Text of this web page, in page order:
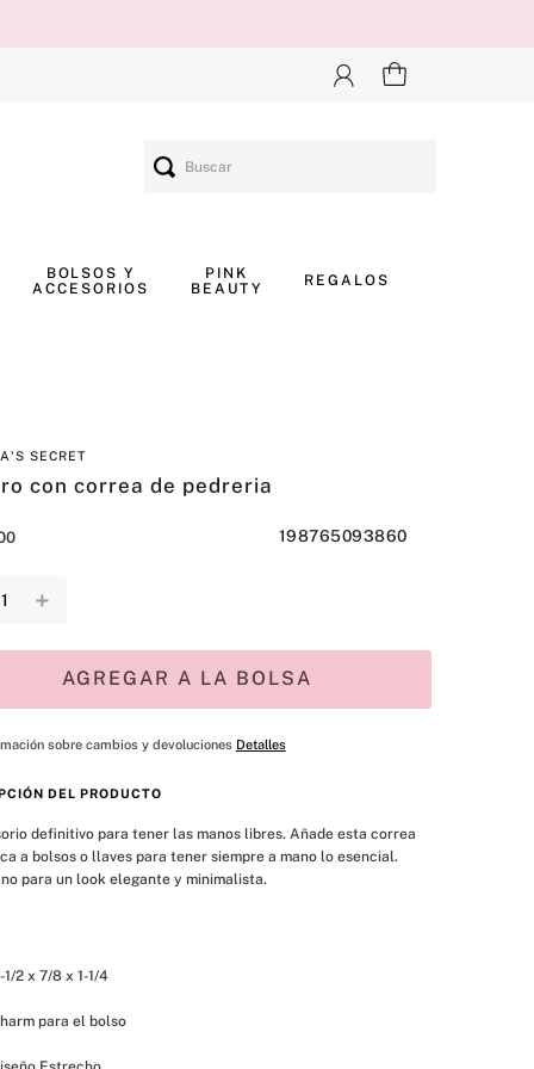
BOLSOS Y
ACCESORIOS
PINK
BEAUTY
REGALOS
SECRET
con correa de pedreria
198765093860
＋
AGREGAR A LA BOLSA
sobre cambios y devoluciones Detalles
DEL PRODUCTO
definitivo para tener las manos libres. Añade esta correa
a bolsos o llaves para tener siempre a mano lo esencial.
para un look elegante y minimalista.
1/2 x 7/8 x 1-1/4
para el bolso